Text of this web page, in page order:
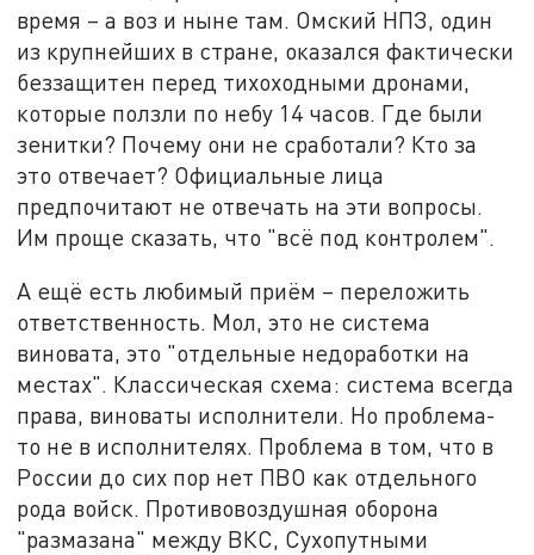
время – а воз и ныне там. Омский НПЗ, один
из крупнейших в стране, оказался фактически
беззащитен перед тихоходными дронами,
которые ползли по небу 14 часов. Где были
зенитки? Почему они не сработали? Кто за
это отвечает? Официальные лица
предпочитают не отвечать на эти вопросы.
Им проще сказать, что "всё под контролем".
А ещё есть любимый приём – переложить
ответственность. Мол, это не система
виновата, это "отдельные недоработки на
местах". Классическая схема: система всегда
права, виноваты исполнители. Но проблема-
то не в исполнителях. Проблема в том, что в
России до сих пор нет ПВО как отдельного
рода войск. Противовоздушная оборона
"размазана" между ВКС, Сухопутными